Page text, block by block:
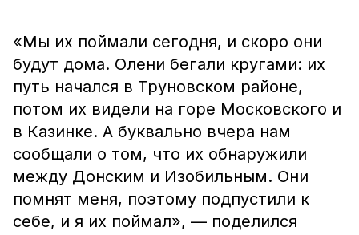
«Мы их поймали сегодня, и скоро они
будут дома. Олени бегали кругами: их
путь начался в Труновском районе,
потом их видели на горе Московского и
в Казинке. А буквально вчера нам
сообщали о том, что их обнаружили
между Донским и Изобильным. Они
помнят меня, поэтому подпустили к
себе, и я их поймал», — поделился